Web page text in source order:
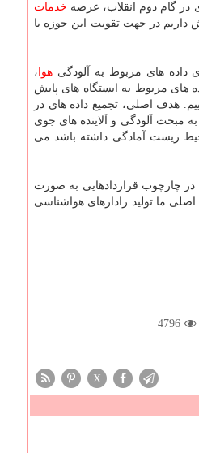
گام دوم انقلاب، عرضه خدمات
در جهت تقویت این حوزه با
های مربوط به آلودگی هوا ،
مربوط به ایستگاه های پایش
هدف اصلی، تجمیع داده های در
مبحث آلودگی و آلاینده های جوی
زیست آمادگی داشته باشد می
در چارچوب قراردادهایی به صورت
ما تولید رادارهای هواشناسی
4796
X